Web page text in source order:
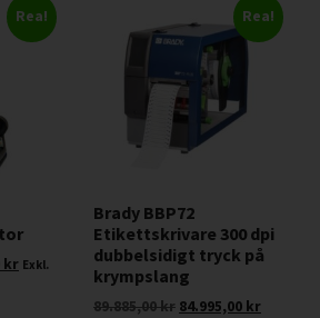
Rea!
kr Exkl.
Rea!
Brady BBP72
Etikettskrivare 300 dpi
dubbelsidigt tryck på
krympslang
89.885,00kr 84.995,00 kr